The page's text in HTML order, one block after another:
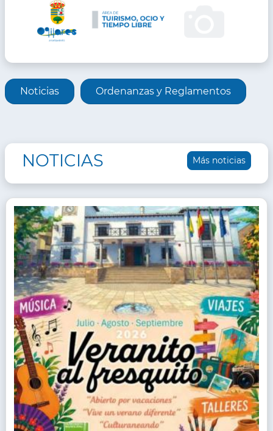
INFORMACIÓN
DE
ÁREA
Noticias Ordenanzas y Reglamentos
NOTICIAS Más noticias